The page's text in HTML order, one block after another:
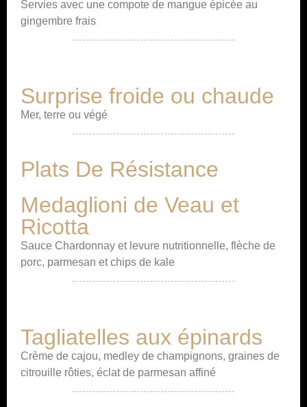
Servies avec une compote de mangue épicée au
gingembre frais
Surprise froide ou chaude
Mer, terre ou végé
Plats De Résistance
Medaglioni de Veau et
Ricotta
Sauce Chardonnay et levure nutritionnelle, flèche de
porc, parmesan et chips de kale
Tagliatelles aux épinards
Crème de cajou, medley de champignons, graines de
citrouille rôties, éclat de parmesan affiné